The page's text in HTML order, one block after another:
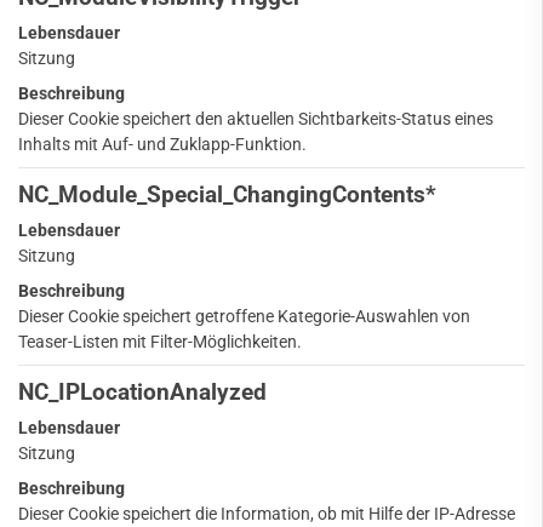
Lebensdauer
Sitzung
Beschreibung
Dieser Cookie speichert den aktuellen Sichtbarkeits-Status eines
Inhalts mit Auf- und Zuklapp-Funktion.
NC_Module_Special_ChangingContents*
Lebensdauer
Sitzung
Beschreibung
Dieser Cookie speichert getroffene Kategorie-Auswahlen von
Teaser-Listen mit Filter-Möglichkeiten.
NC_IPLocationAnalyzed
Lebensdauer
Sitzung
Beschreibung
Dieser Cookie speichert die Information, ob mit Hilfe der IP-Adresse